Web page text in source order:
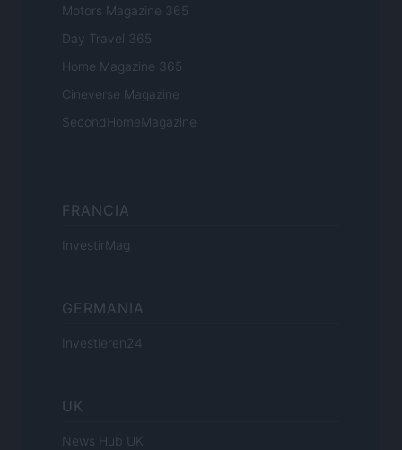
Motors Magazine 365
Day Travel 365
Home Magazine 365
Cineverse Magazine
SecondHomeMagazine
FRANCIA
InvestirMag
GERMANIA
Investieren24
UK
News Hub UK